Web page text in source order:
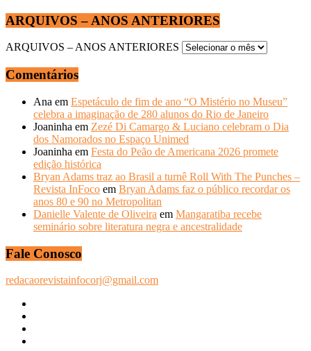
ARQUIVOS – ANOS ANTERIORES
ARQUIVOS – ANOS ANTERIORES
Comentários
Ana em Espetáculo de fim de ano “O Mistério no Museu”
celebra a imaginação de 280 alunos do Rio de Janeiro
Joaninha em Zezé Di Camargo & Luciano celebram o Dia
dos Namorados no Espaço Unimed
Joaninha em Festa do Peão de Americana 2026 promete
edição histórica
Bryan Adams traz ao Brasil a turnê Roll With The Punches –
Revista InFoco em Bryan Adams faz o público recordar os
anos 80 e 90 no Metropolitan
Danielle Valente de Oliveira em Mangaratiba recebe
seminário sobre literatura negra e ancestralidade
Fale Conosco
redacaorevistainfocorj@gmail.com